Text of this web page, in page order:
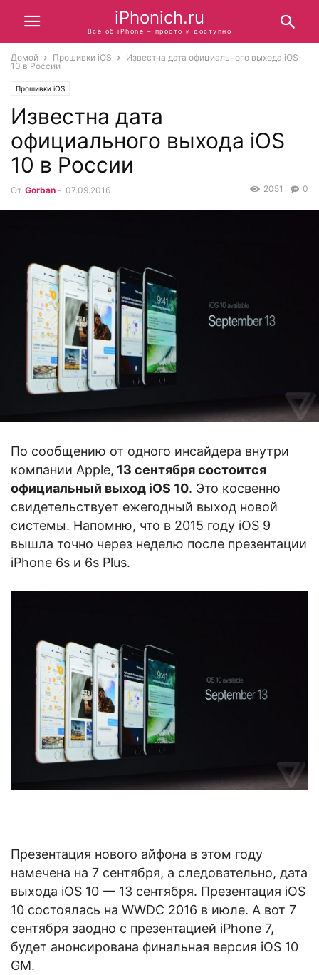
iPhonich.ru
Всё об iPhone – просто и доступно
Домой Прошивки iOS
Известна дата официального выхода iOS
10 в России
Прошивки iOS
Известна дата
официального выхода iOS
10 в России
От Gorban - 07.09.2016 0
2051
По сообщению от одного инсайдера внутри
компании Apple, 13 сентября состоится
официальный выход iOS 10. Это косвенно
свидетельствует ежегодный выход новой
системы. Напомню, что в 2015 году iOS 9
вышла точно через неделю после презентации
iPhone 6s и 6s Plus.
Презентация нового айфона в этом году
намечена на 7 сентября, а следовательно, дата
выхода iOS 10 — 13 сентября. Презентация iOS
10 состоялась на WWDC 2016 в июле. А вот 7
сентября заодно с презентацией iPhone 7,
будет анонсирована финальная версия iOS 10
GM.